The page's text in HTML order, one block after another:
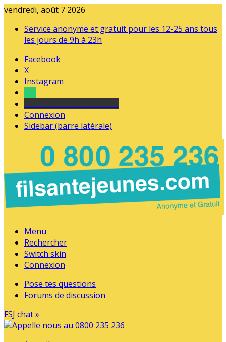
vendredi, août 7 2026
Service anonyme et gratuit pour les 12-25 ans tous
les jours de 9h à 23h
Facebook
X
Instagram
Connexion
Sidebar (barre latérale)
Menu
Rechercher
Switch skin
Connexion
Pose tes questions
Forums de discussion
FSJ chat »